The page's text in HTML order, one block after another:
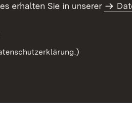
erhalten Sie in unserer